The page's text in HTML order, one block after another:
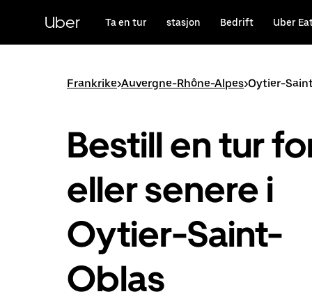
hovedinnholdet
Uber Ta en tur stasjon Bedrift Uber
Frankrike>Auvergne-Rhône-Alpes>Oytier-
Bestill en tur
eller senere i
Oytier-Saint-
Oblas